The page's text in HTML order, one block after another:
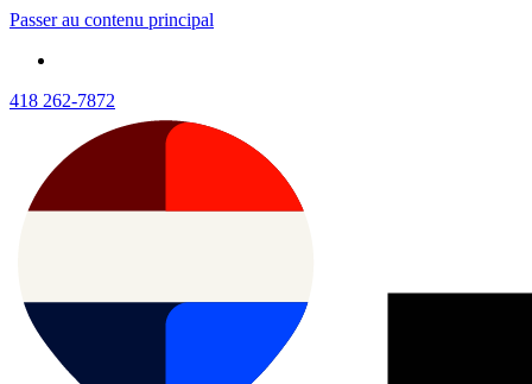
Passer au contenu principal
418 262-7872